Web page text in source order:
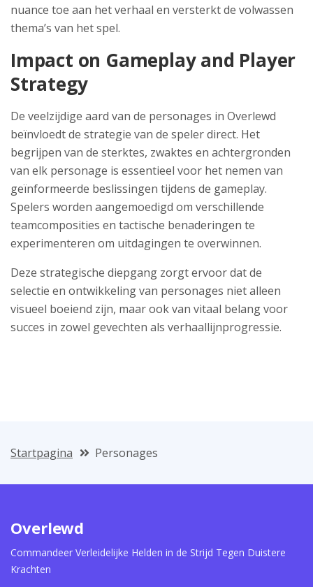
nuance toe aan het verhaal en versterkt de volwassen
thema’s van het spel.
Impact on Gameplay and Player
Strategy
De veelzijdige aard van de personages in Overlewd
beïnvloedt de strategie van de speler direct. Het
begrijpen van de sterktes, zwaktes en achtergronden
van elk personage is essentieel voor het nemen van
geïnformeerde beslissingen tijdens de gameplay.
Spelers worden aangemoedigd om verschillende
teamcomposities en tactische benaderingen te
experimenteren om uitdagingen te overwinnen.
Deze strategische diepgang zorgt ervoor dat de
selectie en ontwikkeling van personages niet alleen
visueel boeiend zijn, maar ook van vitaal belang voor
succes in zowel gevechten als verhaallijnprogressie.
Startpagina Personages
Overlewd
Commandeer Verleidelijke Helden in de Strijd Tegen Duistere
Krachten